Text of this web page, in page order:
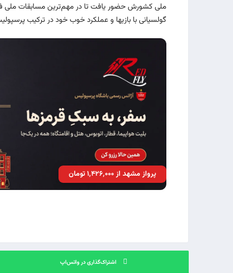
ملی کشورش حضور یافت تا در مهم‌ترین مسابقات ملی فوتبال اروپا
گولسیانی با بازی‎ها و عملکرد خوب خود در ترکیب پرسپولیس، نظر سرمربی تیم ملی کشورش را جلب کرد.
پرواز مشهد از ۱٬۴۲۶٬۰۰۰ تومان
اشتراک‌گذاری در واتس‌اپ